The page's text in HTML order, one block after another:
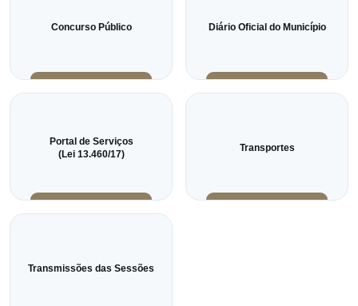
Concurso Público Diário Oficial do Município
Portal de Serviços
(Lei 13.460/17)
Transportes
Transmissões das Sessões